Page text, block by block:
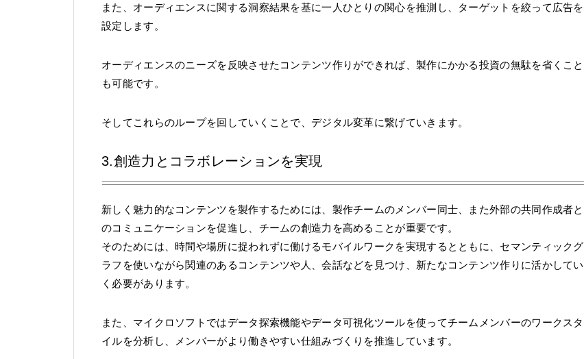
また、オーディエンスに関する洞察結果を基に一人ひとりの関心を推測し、ターゲットを絞って広告を
設定します。
オーディエンスのニーズを反映させたコンテンツ作りができれば、製作にかかる投資の無駄を省くこと
も可能です。
そしてこれらのループを回していくことで、デジタル変革に繋げていきます。
3.創造力とコラボレーションを実現
新しく魅力的なコンテンツを製作するためには、製作チームのメンバー同士、また外部の共同作成者と
のコミュニケーションを促進し、チームの創造力を高めることが重要です。
そのためには、時間や場所に捉われずに働けるモバイルワークを実現するとともに、セマンティックグ
ラフを使いながら関連のあるコンテンツや人、会話などを見つけ、新たなコンテンツ作りに活かしてい
く必要があります。
また、マイクロソフトではデータ探索機能やデータ可視化ツールを使ってチームメンバーのワークスタ
イルを分析し、メンバーがより働きやすい仕組みづくりを推進しています。